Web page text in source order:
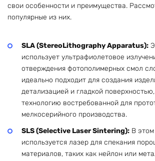
свои особенности и преимущества.
популярные из них.
SLA (StereoLithography Apparatus):
использует ультрафиолетовое
отверждения фотополимерных смол
идеально подходит для создания
детализацией и гладкой
технологию востребованной для
мелкосерийного производства.
SLS (Selective Laser Sintering): В
используется лазер для спекания
материалов, таких как нейлон или